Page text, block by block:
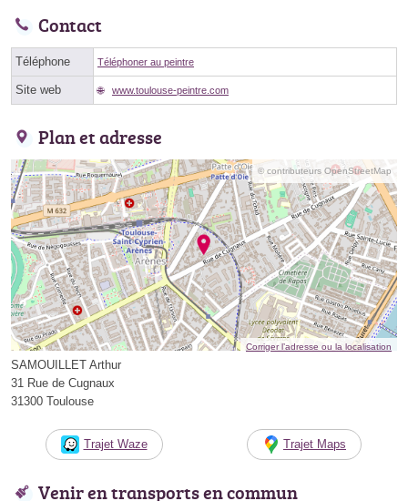
Contact
Téléphone Téléphoner au peintre
Site web www.toulouse-peintre.com
Plan et adresse
© contributeurs OpenStreetMap
Corriger l’adresse ou la localisation
SAMOUILLET Arthur
31 Rue de Cugnaux
31300 Toulouse
Trajet Waze Trajet Maps
Venir en transports en commun